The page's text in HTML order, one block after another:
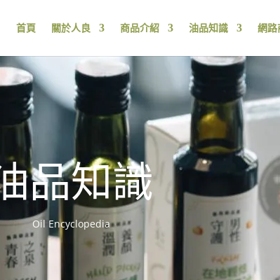
首頁 關於人良 商品介紹 油品知識 網路
品知識
Oil Encyclopedia